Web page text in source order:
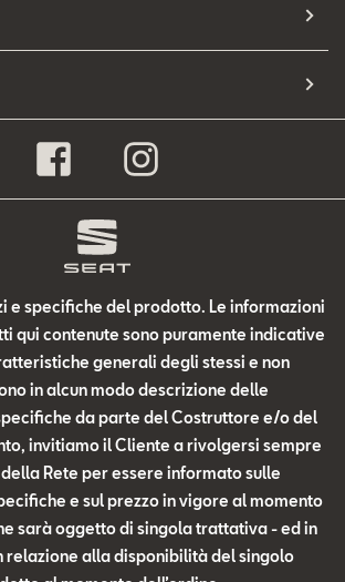
e specifiche del prodotto. Le informazioni
qui contenute sono puramente indicative
generali degli stessi e non
in alcun modo descrizione delle
da parte del Costruttore e/o del
invitiamo il Cliente a rivolgersi sempre
Rete per essere informato sulle
e sul prezzo in vigore al momento
sarà oggetto di singola trattativa - ed in
relazione alla disponibilità del singolo